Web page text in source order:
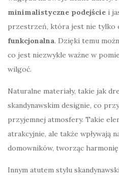
minimalistyczne podejście i
przestrzeń, która jest nie tylko
funkcjonalna. Dzięki temu
co jest niezwykle ważne w
wilgoć.
Naturalne materiały, takie jak
skandynawskim designie, co
przyjemnej atmosfery. Takie
atrakcyjnie, ale także wpływają
domowników, tworząc
Innym atutem stylu